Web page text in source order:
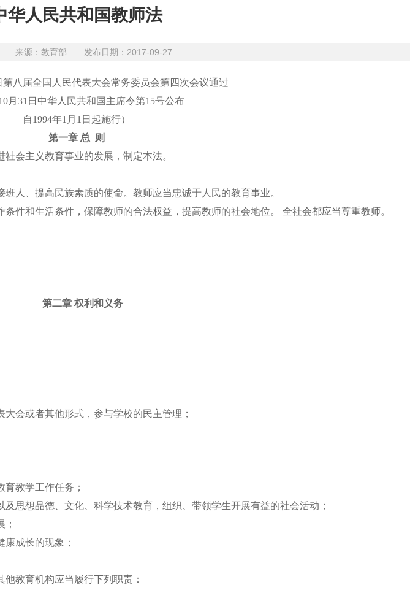
华人民共和国教师法
来源：教育部 发布日期：2017-09-27
第八届全国人民代表大会常务委员会第四次会议通过
月31日中华人民共和国主席令第15号公布
自1994年1月1日起施行）
第一章 总 则
会主义教育事业的发展，制定本法。
人、提高民族素质的使命。教师应当忠诚于人民的教育事业。
件和生活条件，保障教师的合法权益，提高教师的社会地位。 全社会都应当尊重教师。
第二章 权利和义务
会或者其他形式，参与学校的民主管理；
育教学工作任务；
思想品德、文化、科学技术教育，组织、带领学生开展有益的社会活动；
；
康成长的现象；
教育机构应当履行下列职责：